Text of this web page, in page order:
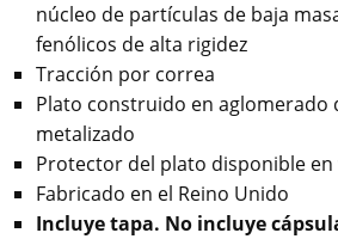
núcleo de partículas de baja
fenólicos de alta rigidez
Tracción por correa
Plato construido en aglomerado
metalizado
Protector del plato disponible
Fabricado en el Reino Unido
Incluye tapa. No incluye